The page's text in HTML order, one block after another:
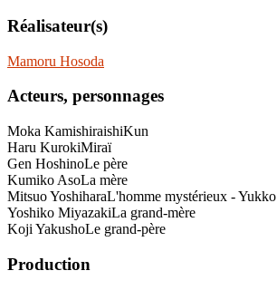
Réalisateur(s)
Mamoru Hosoda
Acteurs, personnages
Moka KamishiraishiKun
Haru KurokiMiraï
Gen HoshinoLe père
Kumiko AsoLa mère
Mitsuo YoshiharaL'homme mystérieux - Yukko
Yoshiko MiyazakiLa grand-mère
Koji YakushoLe grand-père
Production